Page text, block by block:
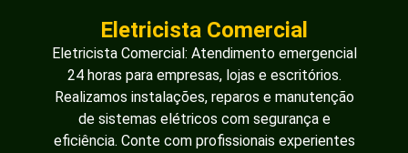
Eletricista Comercial
Eletricista Comercial: Atendimento emergencial
24 horas para empresas, lojas e escritórios.
Realizamos instalações, reparos e manutenção
de sistemas elétricos com segurança e
eficiência. Conte com profissionais experientes